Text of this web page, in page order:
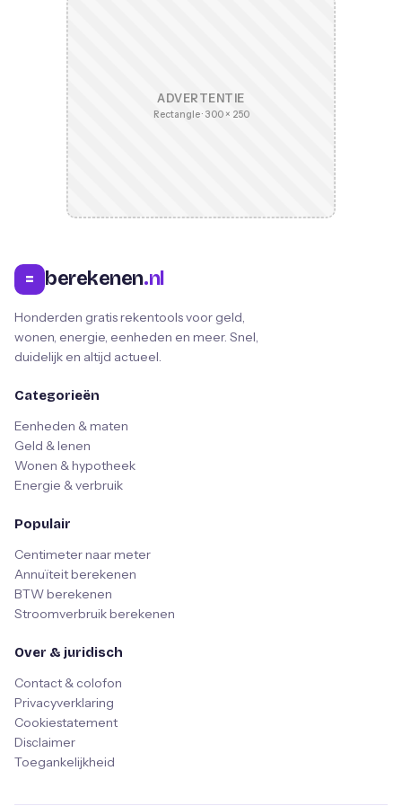
ADVERTENTIE
Rectangle · 300 × 250
= berekenen.nl
Honderden gratis rekentools voor geld,
wonen, energie, eenheden en meer. Snel,
duidelijk en altijd actueel.
Categorieën
Eenheden & maten
Geld & lenen
Wonen & hypotheek
Energie & verbruik
Populair
Centimeter naar meter
Annuïteit berekenen
BTW berekenen
Stroomverbruik berekenen
Over & juridisch
Contact & colofon
Privacyverklaring
Cookiestatement
Disclaimer
Toegankelijkheid